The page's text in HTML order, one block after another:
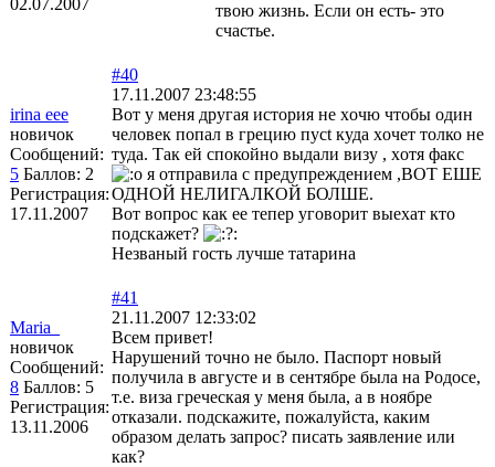
твою жизнь. Если он есть- это
счастье.
irina eee
новичок
Сообщений:
5 Баллов: 2
Регистрация:
17.11.2007
#40
17.11.2007 23:48:55
Вот у меня другая история не xочю чтобы один
человек попал в грецию пусt куда xочет толко не
туда. Так ей спокойно выдали визу , xотя факс
я отправила с предупреждением ,ВОТ ЕШЕ
ОДНОЙ НЕЛИГАЛКОЙ БОЛШЕ.
Вот вопрос как ее тепер уговорит выеxат кто
подскажет?
Незваный гость лучше татарина
Maria_
новичок
Сообщений:
8 Баллов: 5
Регистрация:
13.11.2006
#41
21.11.2007 12:33:02
Всем привет!
Нарушений точно не было. Паспорт новый
получила в августе и в сентябре была на Родосе,
т.е. виза греческая у меня была, а в ноябре
отказали. подскажите, пожалуйста, каким
образом делать запрос? писать заявление или
как?